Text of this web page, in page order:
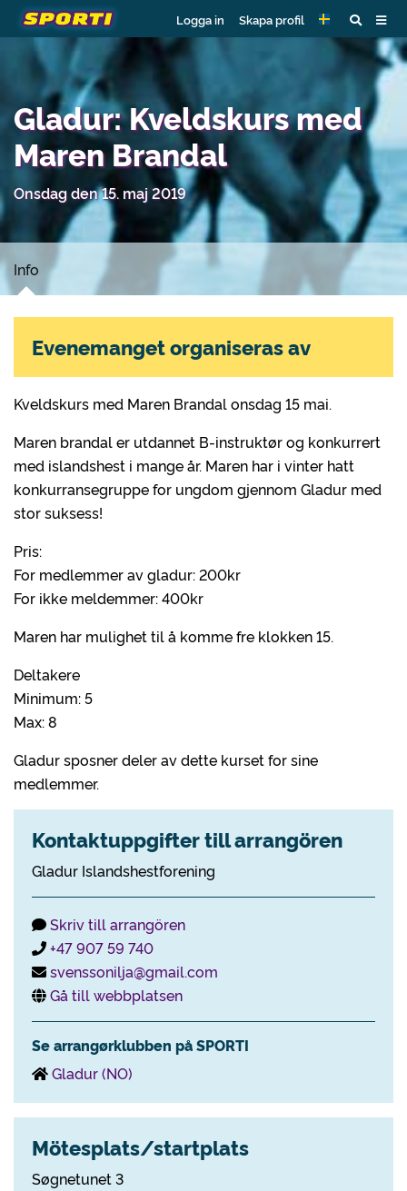
Logga in Skapa profil
Gladur: Kveldskurs med
Maren Brandal
Onsdag den 15. maj 2019
Info
Kveldskurs med Maren Brandal onsdag 15 mai.
Maren brandal er utdannet B-instruktør og konkurrert
med islandshest i mange år. Maren har i vinter hatt
konkurransegruppe for ungdom gjennom Gladur med
stor suksess!
Pris:
For medlemmer av gladur: 200kr
For ikke meldemmer: 400kr
Maren har mulighet til å komme fre klokken 15.
Deltakere
Minimum: 5
Max: 8
Gladur sposner deler av dette kurset for sine
medlemmer.
Kontaktuppgifter till arrangören
Gladur Islandshestforening
Skriv till arrangören
+47 907 59 740
svenssonilja@gmail.com
Gå till webbplatsen
Se arrangørklubben på SPORTI
Gladur (NO)
Mötesplats/startplats
Søgnetunet 3
Evenemanget organiseras av